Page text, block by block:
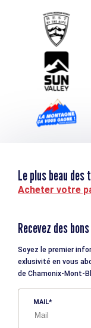
Service groupes
Téléchargements
Tourisme et
Le plus beau
Acheter votre
Recevez des
Soyez le premier
exlusivité en vous
de Chamonix-Mont-
MAIL